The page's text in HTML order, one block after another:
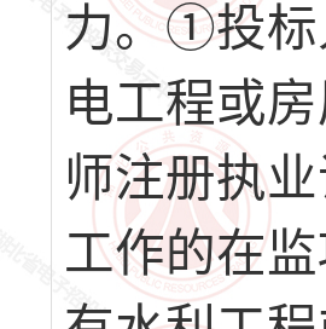
力。①投标
电工程或
师注册执
工作的在